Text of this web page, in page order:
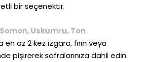
bir seçenektir.
Uskumru, Ton
az 2 kez ızgara, fırın veya
pişirerek sofralarınıza dahil edin.